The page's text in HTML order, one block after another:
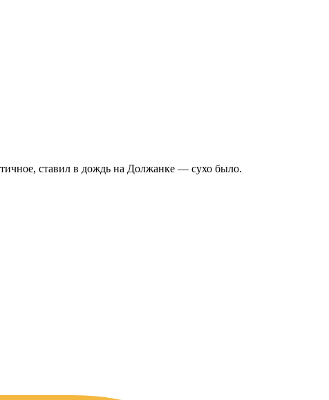
ставил в дождь на Должанке — сухо было.